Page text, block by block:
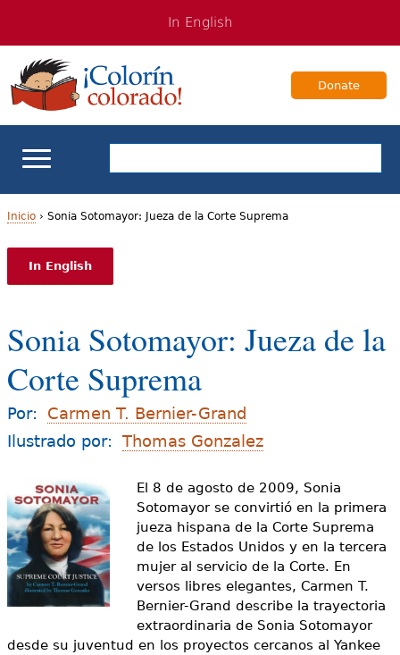
navigation
Content
In English
Donate
Apoyo escolar
Enseñanza de los estudiantes bilingües
Libros & Autores
Videos
Más recursos
U
s
t
e
d
e
s
á
a
q
u
í
Inicio› Sonia Sotomayor: Jueza de la Corte Suprema
In English
Sonia Sotomayor: Jueza de la
Corte Suprema
Por:
Carmen T. Bernier-Grand
Ilustrado por:
Thomas Gonzalez
El 8 de agosto de 2009, Sonia
Sotomayor se convirtió en la primera
jueza hispana de la Corte Suprema
de los Estados Unidos y en la tercera
mujer al servicio de la Corte. En
versos libres elegantes, Carmen T.
Bernier-Grand describe la trayectoria
extraordinaria de Sonia Sotomayor
desde su juventud en los proyectos cercanos al Yankee